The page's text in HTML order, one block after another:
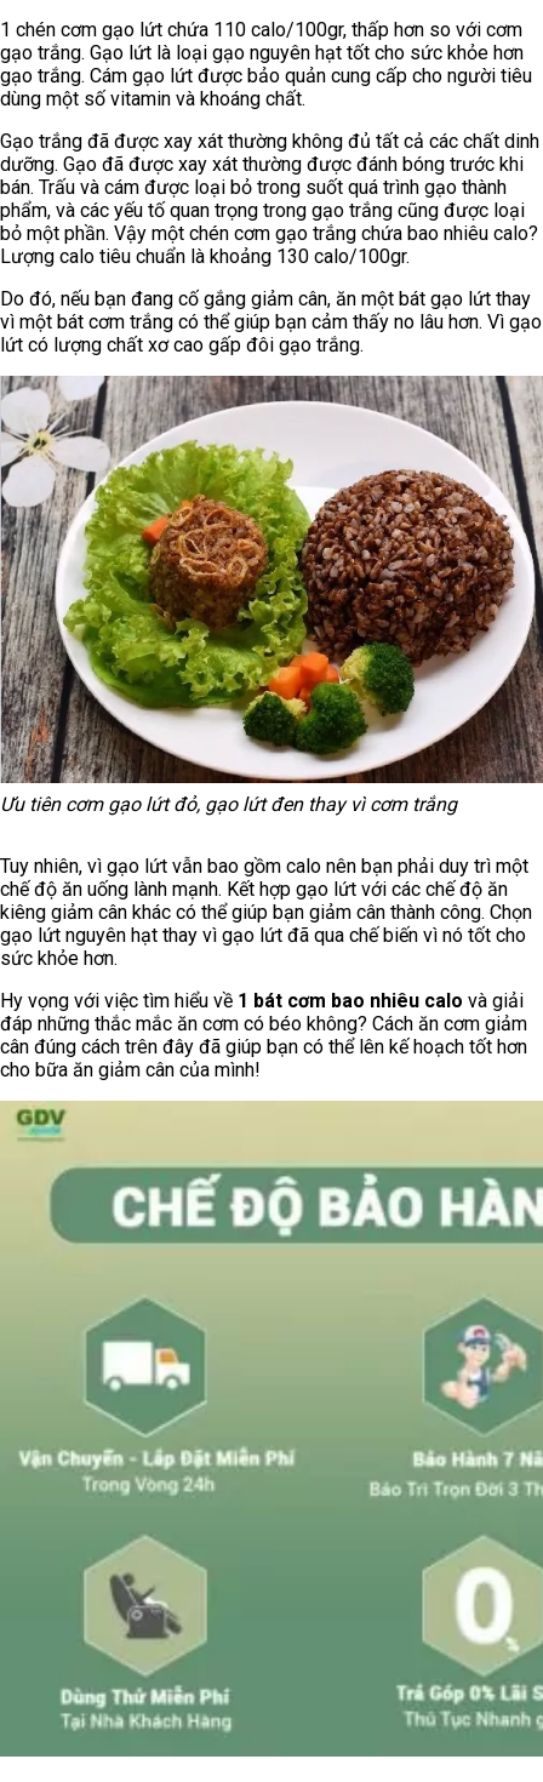
1 chén cơm gạo lứt chứa 110 calo/100gr, thấp hơn so với cơm
gạo trắng. Gạo lứt là loại gạo nguyên hạt tốt cho sức khỏe hơn
gạo trắng. Cám gạo lứt được bảo quản cung cấp cho người tiêu
dùng một số vitamin và khoáng chất.
Gạo trắng đã được xay xát thường không đủ tất cả các chất dinh
dưỡng. Gạo đã được xay xát thường được đánh bóng trước khi
bán. Trấu và cám được loại bỏ trong suốt quá trình gạo thành
phẩm, và các yếu tố quan trọng trong gạo trắng cũng được loại
bỏ một phần. Vậy một chén cơm gạo trắng chứa bao nhiêu calo?
Lượng calo tiêu chuẩn là khoảng 130 calo/100gr.
Do đó, nếu bạn đang cố gắng giảm cân, ăn một bát gạo lứt thay
vì một bát cơm trắng có thể giúp bạn cảm thấy no lâu hơn. Vì gạo
lứt có lượng chất xơ cao gấp đôi gạo trắng.
Ưu tiên cơm gạo lứt đỏ, gạo lứt đen thay vì cơm trắng
Tuy nhiên, vì gạo lứt vẫn bao gồm calo nên bạn phải duy trì một
chế độ ăn uống lành mạnh. Kết hợp gạo lứt với các chế độ ăn
kiêng giảm cân khác có thể giúp bạn giảm cân thành công. Chọn
gạo lứt nguyên hạt thay vì gạo lứt đã qua chế biến vì nó tốt cho
sức khỏe hơn.
Hy vọng với việc tìm hiểu về 1 bát cơm bao nhiêu calo và giải
đáp những thắc mắc ăn cơm có béo không? Cách ăn cơm giảm
cân đúng cách trên đây đã giúp bạn có thể lên kế hoạch tốt hơn
cho bữa ăn giảm cân của mình!